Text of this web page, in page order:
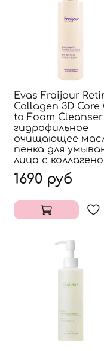
Evas Fraijour
Collagen 3D Core
to Foam Cleanser
гидрофильное
очищающее
пенка для
лица с
1690 руб